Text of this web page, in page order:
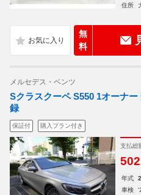
住所
無
料
メルセデス・ベンツ
Sクラスクーペ S550 1オーナ
録
保証付 購入プラン付き
支払総
502
年式
車検